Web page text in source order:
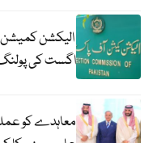
اگست کی
معاہدے کو